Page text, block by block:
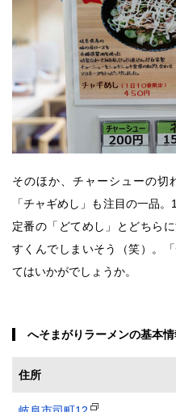
そのほか、チャーシューの切
「チャギめし」も注目の一品
定番の「どてめし」とどちら
すくんでしまいそう（笑）。
てはいかがでしょうか。
へそまがりラーメンの基本情
住所